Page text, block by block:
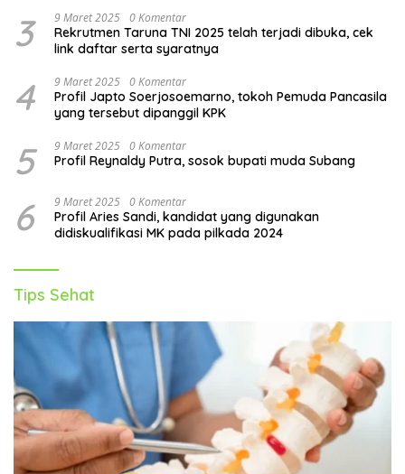
3 9 Maret 2025 0 Komentar
Rekrutmen Taruna TNI 2025 telah terjadi dibuka, cek
link daftar serta syaratnya
4 9 Maret 2025 0 Komentar
Profil Japto Soerjosoemarno, tokoh Pemuda Pancasila
yang tersebut dipanggil KPK
5 9 Maret 2025 0 Komentar
Profil Reynaldy Putra, sosok bupati muda Subang
6 9 Maret 2025 0 Komentar
Profil Aries Sandi, kandidat yang digunakan
didiskualifikasi MK pada pilkada 2024
Tips Sehat